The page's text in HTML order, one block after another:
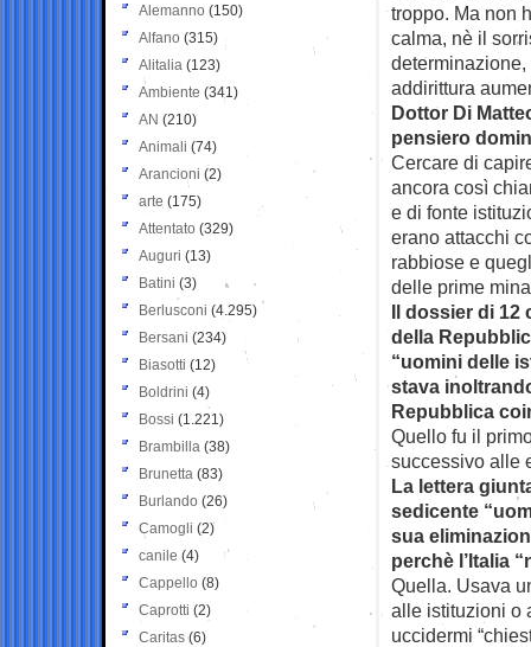
troppo. Ma non
calma, nè il
addirittura
Dottor Di
pensiero
Cercare di
ancora così
e di fonte
erano attacchi
rabbiose e
delle prime
Il dossier di 12
della
“uomini delle
stava
Repubblica
Quello fu il
successivo alle
La lettera
sedicente
sua
perchè l’Italia
Quella. Usava
alle istituzioni o
uccidermi
Alemanno (150)
Alfano (315)
Alitalia (123)
Ambiente (341)
AN (210)
Animali (74)
Arancioni (2)
arte (175)
Attentato (329)
Auguri (13)
Batini (3)
Berlusconi (4.295)
Bersani (234)
Biasotti (12)
Boldrini (4)
Bossi (1.221)
Brambilla (38)
Brunetta (83)
Burlando (26)
Camogli (2)
canile (4)
Cappello (8)
Caprotti (2)
Caritas (6)